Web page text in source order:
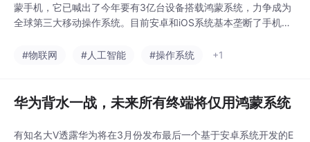
蒙手机，它已喊出了今年要有3亿台设备搭载鸿蒙系统，力争成为
全球第三大移动操作系统。目前安卓和iOS系统基本垄断了手机市
#物联网
#人工智能 #操作系统 +1
华为背水一战，未来所有终端将仅用鸿蒙系统
有知名大V透露华为将在3月份发布最后一个基于安卓系统开发的E